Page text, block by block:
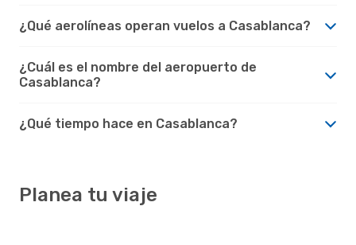
¿Qué aerolíneas operan vuelos a Casablanca?
¿Cuál es el nombre del aeropuerto de
Casablanca?
¿Qué tiempo hace en Casablanca?
Planea tu viaje